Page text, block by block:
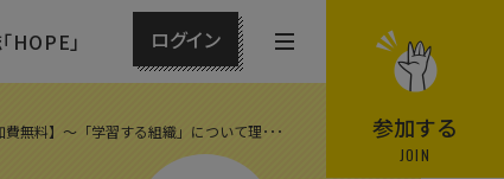
HOPE」 ログイン
メ
ニ
ュ
参加する
JOIN
無料】〜「学習する組織」について理･･･